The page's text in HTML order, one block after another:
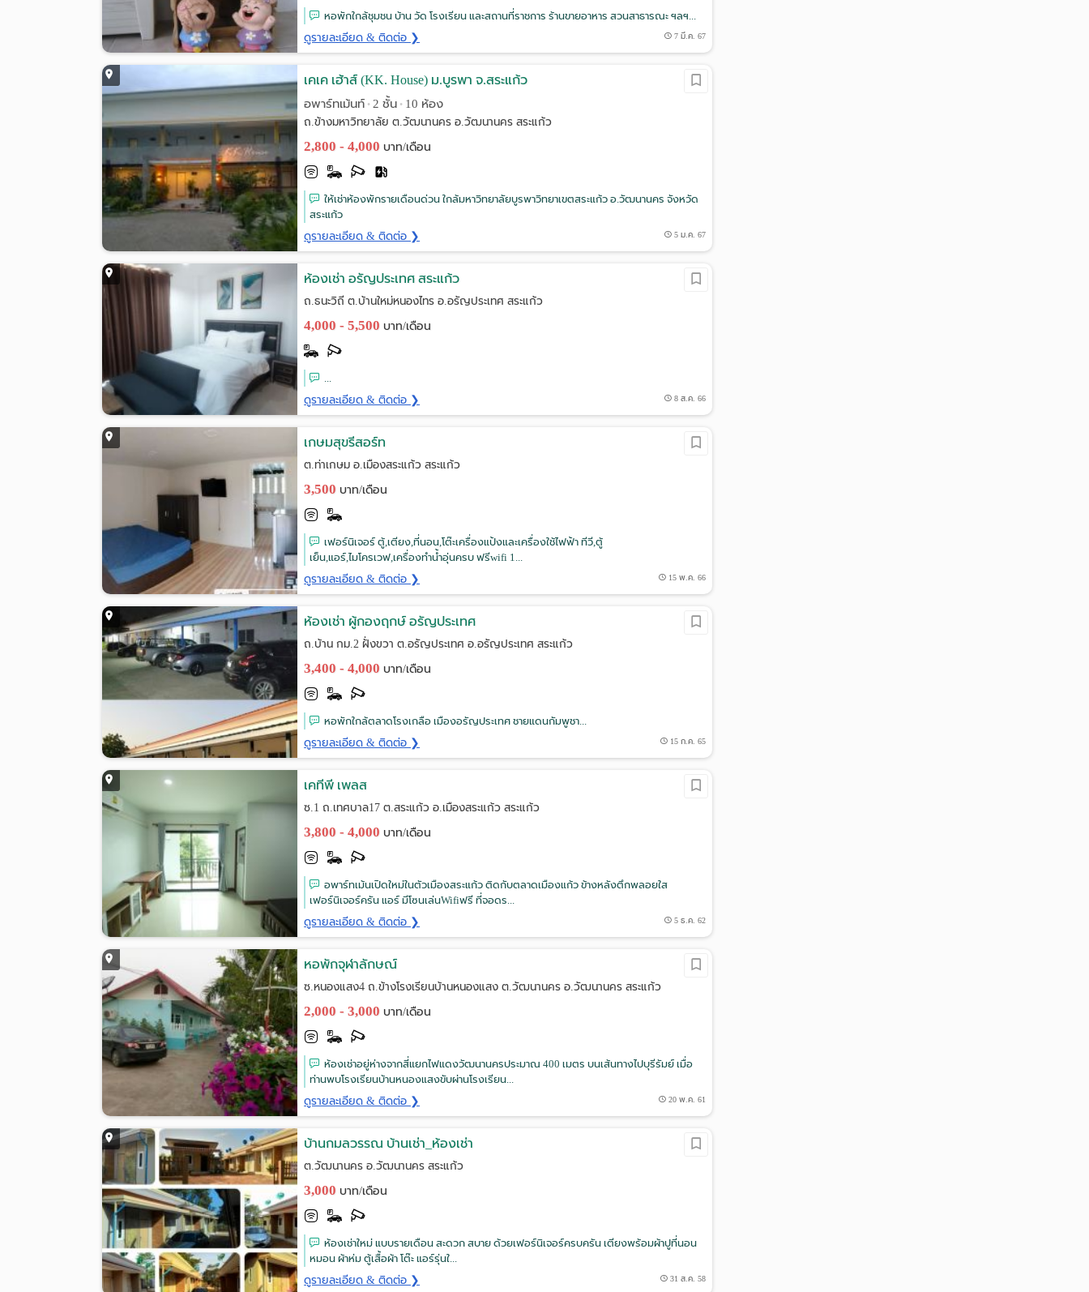
หอพักใกล้ชุมชน บ้าน วัด โรงเรียน และสถานที่ราชการ ร้านขายอาหาร สวนสาธารณะ ฯลฯ...
ดูรายละเอียด & ติดต่อ ❯ 7 มี.ค. 67
เคเค เฮ้าส์ (KK. House) ม.บูรพา จ.สระแก้ว
อพาร์ทเม้นท์ • 2 ชั้น • 10 ห้อง
ถ.ข้างมหาวิทยาลัย ต.วัฒนานคร อ.วัฒนานคร สระแก้ว
2,800 - 4,000 บาท/เดือน
ให้เช่าห้องพักรายเดือนด่วน ใกล้มหาวิทยาลัยบูรพาวิทยาเขตสระแก้ว อ.วัฒนานคร จังหวัด
สระแก้ว
ดูรายละเอียด & ติดต่อ ❯ 5 ม.ค. 67
ห้องเช่า อรัญประเทศ สระแก้ว
ถ.ธนะวิถี ต.บ้านใหม่หนองไทร อ.อรัญประเทศ สระแก้ว
4,000 - 5,500 บาท/เดือน
...
ดูรายละเอียด & ติดต่อ ❯ 8 ส.ค. 66
เกษมสุขรีสอร์ท
ต.ท่าเกษม อ.เมืองสระแก้ว สระแก้ว
3,500 บาท/เดือน
เฟอร์นิเจอร์ ตู้,เตียง,ที่นอน,โต๊ะเครื่องแป้งและเครื่องใช้ไฟฟ้า ทีวี,ตู้
เย็น,แอร์,ไมโครเวฟ,เครื่องทำน้ำอุ่นครบ ฟรีwifi 1...
ดูรายละเอียด & ติดต่อ ❯ 15 พ.ค. 66
ห้องเช่า ผู้กองฤกษ์ อรัญประเทศ
ถ.บ้าน กม.2 ฝั่งขวา ต.อรัญประเทศ อ.อรัญประเทศ สระแก้ว
3,400 - 4,000 บาท/เดือน
หอพักใกล้ตลาดโรงเกลือ เมืองอรัญประเทศ ชายแดนกัมพูชา...
ดูรายละเอียด & ติดต่อ ❯ 15 ก.ค. 65
เคทีพี เพลส
ซ.1 ถ.เทศบาล17 ต.สระแก้ว อ.เมืองสระแก้ว สระแก้ว
3,800 - 4,000 บาท/เดือน
อพาร์ทเม้นเปิดใหม่ในตัวเมืองสระแก้ว ติดกับตลาดเมืองแก้ว ข้างหลังตึกพลอยใส
เฟอร์นิเจอร์ครัน แอร์ มีโซนเล่นWifiฟรี ที่จอดร...
ดูรายละเอียด & ติดต่อ ❯ 5 ธ.ค. 62
หอพักจุฬาลักษณ์
ซ.หนองแสง4 ถ.ข้างโรงเรียนบ้านหนองแสง ต.วัฒนานคร อ.วัฒนานคร สระแก้ว
2,000 - 3,000 บาท/เดือน
ห้องเช่าอยู่ห่างจากสี่แยกไฟแดงวัฒนานครประมาณ 400 เมตร บนเส้นทางไปบุรีรัมย์ เมื่อ
ท่านพบโรงเรียนบ้านหนองแสงขับผ่านโรงเรียน...
ดูรายละเอียด & ติดต่อ ❯ 20 พ.ค. 61
บ้านกมลวรรณ บ้านเช่า_ห้องเช่า
ต.วัฒนานคร อ.วัฒนานคร สระแก้ว
3,000 บาท/เดือน
ห้องเช่าใหม่ แบบรายเดือน สะดวก สบาย ด้วยเฟอร์นิเจอร์ครบครัน เตียงพร้อมผ้าปูที่นอน
หมอน ผ้าห่ม ตู้เสื้อผ้า โต๊ะ แอร์รุ่นใ...
ดูรายละเอียด & ติดต่อ ❯ 31 ส.ค. 58